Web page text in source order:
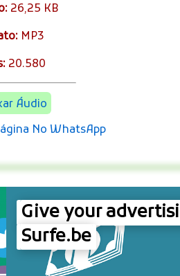
26,25 KB
MP3
20.580
Áudio
No WhatsApp
Give your
Surfe.be